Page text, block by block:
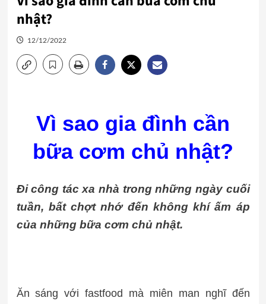
nhật?
12/12/2022
Vì sao gia đình cần
bữa cơm chủ nhật?
Đi công tác xa nhà trong những ngày cuối
tuần, bất chợt nhớ đến không khí ấm áp
của những bữa cơm chủ nhật.
Ăn sáng với fastfood mà miên man nghĩ đến